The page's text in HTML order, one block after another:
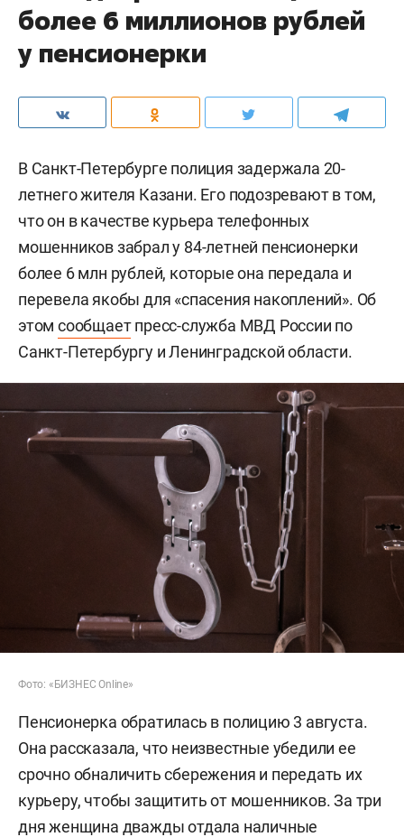
более 6 миллионов рублей
у пенсионерки
В Санкт-Петербурге полиция задержала 20-
летнего жителя Казани. Его подозревают в том,
что он в качестве курьера телефонных
мошенников забрал у 84-летней пенсионерки
более 6 млн рублей, которые она передала и
перевела якобы для «спасения накоплений». Об
этом сообщаетпресс-служба МВД России по
Санкт-Петербургу и Ленинградской области.
Фото: «БИЗНЕС Online»
Пенсионерка обратилась в полицию 3 августа.
Она рассказала, что неизвестные убедили ее
срочно обналичить сбережения и передать их
курьеру, чтобы защитить от мошенников. За три
дня женщина дважды отдала наличные